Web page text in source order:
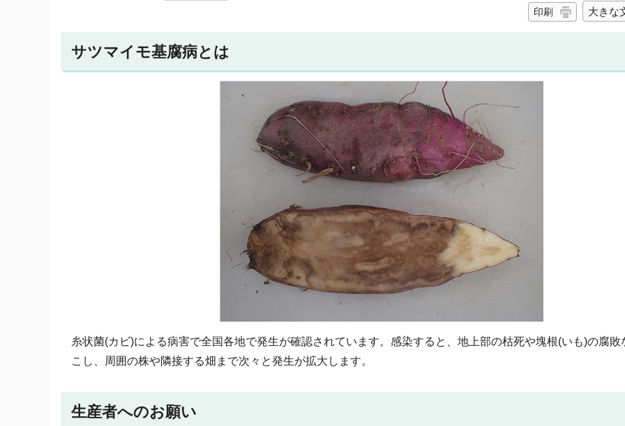
印刷 大きな
サツマイモ基腐病とは
糸状菌(カビ)による病害で全国各地で発生が確認されています。感染すると、地上部の枯死や塊根(いも)の腐敗
こし、周囲の株や隣接する畑まで次々と発生が拡大します。
生産者へのお願い